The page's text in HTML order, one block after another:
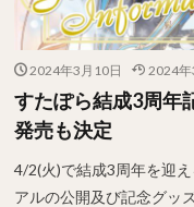
2024年3月10日 2024
すたぽら結成3周年
発売も決定
4/2(火)で結成3周年を迎
アルの公開及び記念グッ